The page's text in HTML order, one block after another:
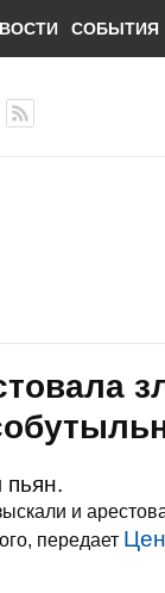
СОБЫТИЯ
и
передает